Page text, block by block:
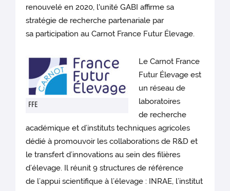
renouvelé en 2020, l'unité GABI affirme sa
stratégie de recherche partenariale par
sa participation au Carnot France Futur Élevage.
FFE
Le Carnot France
Futur Élevage est
un réseau de
laboratoires
de recherche
académique et d’instituts techniques agricoles
dédié à promouvoir les collaborations de R&D et
le transfert d’innovations au sein des filières
d’élevage. Il réunit 9 structures de référence
de l’appui scientifique à l’élevage : INRAE, l’institut